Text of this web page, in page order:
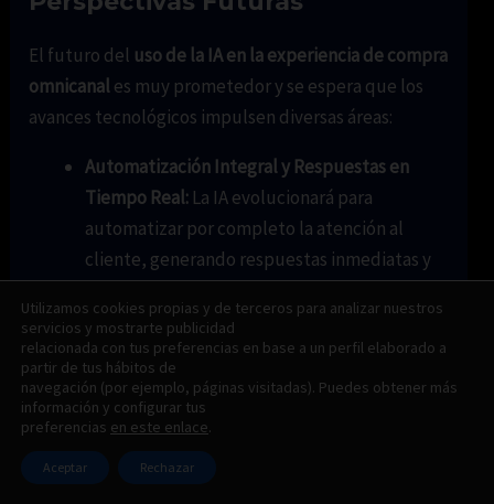
El futuro del uso de la IA en la experiencia de compra
omnicanales muy prometedor y se espera que los
avances tecnológicos impulsen diversas áreas:
Automatización Integral y Respuestas en
Tiempo Real: La IA evolucionará para
automatizar por completo la atención al
cliente, generando respuestas inmediatas y
del usuario.
Modelos Predictivos Avanzados:La mejora
continua de los algoritmos permitirá anticipar
tendencias y comportamientos del
marketing y comunicación de forma
Utilizamos cookies propias y de terceros para analizar nuestros
servicios y mostrarte publicidad
relacionada con tus preferencias en base a un perfil elaborado a
partir de tus hábitos de
navegación (por ejemplo, páginas visitadas). Puedes obtener más
información y configurar tus
preferencias en este enlace.
Aceptar Rechazar